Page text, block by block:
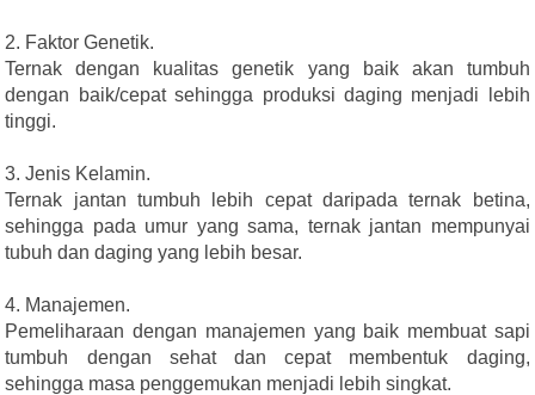
2. Faktor Genetik.
Ternak dengan kualitas genetik yang baik akan tumbuh
dengan baik/cepat sehingga produksi daging menjadi lebih
tinggi.
3. Jenis Kelamin.
Ternak jantan tumbuh lebih cepat daripada ternak betina,
sehingga pada umur yang sama, ternak jantan mempunyai
tubuh dan daging yang lebih besar.
4. Manajemen.
Pemeliharaan dengan manajemen yang baik membuat sapi
tumbuh dengan sehat dan cepat membentuk daging,
sehingga masa penggemukan menjadi lebih singkat.